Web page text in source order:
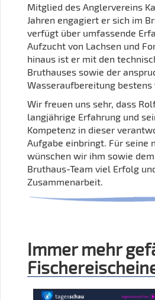
Mitglied des Anglervereins
Jahren engagiert er sich im
verfügt über umfassende
Aufzucht von Lachsen und
hinaus ist er mit den
Bruthauses sowie der
Wasseraufbereitung bestens
Wir freuen uns sehr, dass
langjährige Erfahrung und
Kompetenz in dieser
Aufgabe einbringt. Für seine
wünschen wir ihm sowie
Bruthaus-Team viel Erfolg
Zusammenarbeit.
Immer mehr